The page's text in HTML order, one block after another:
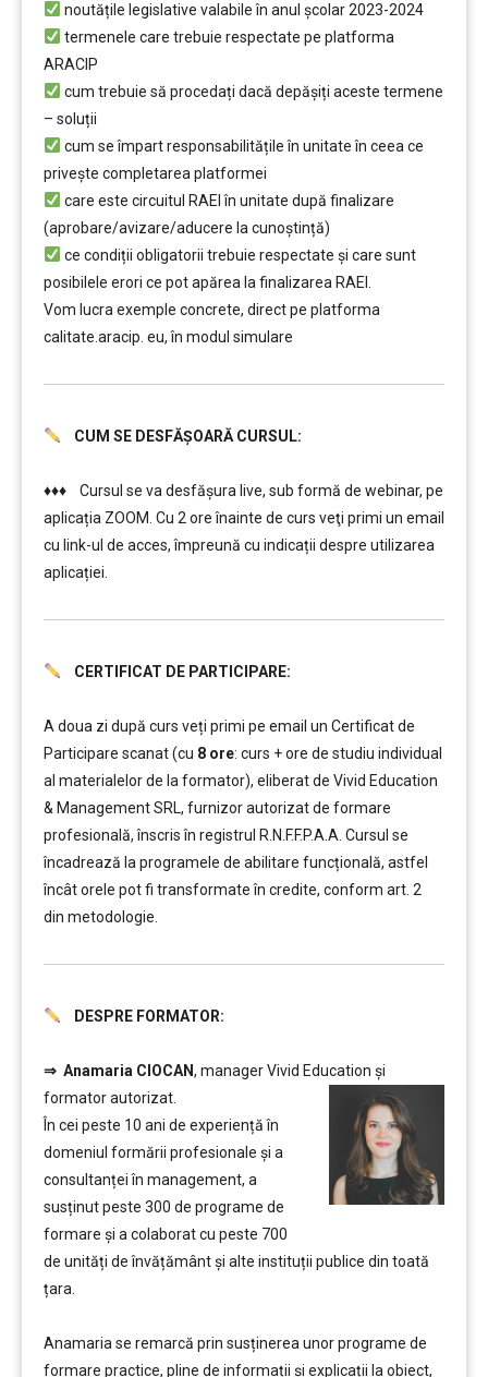
noutățile legislative valabile în anul școlar 2023-2024
termenele care trebuie respectate pe platforma
ARACIP
cum trebuie să procedați dacă depăşiți aceste termene
– soluții
cum se împart responsabilitățile în unitate în ceea ce
privește completarea platformei
care este circuitul RAEI în unitate după finalizare
(aprobare/avizare/aducere la cunoştință)
ce condiții obligatorii trebuie respectate şi care sunt
posibilele erori ce pot apărea la finalizarea RAEI.
Vom lucra exemple concrete, direct pe platforma
calitate.aracip. eu, în modul simulare
CUM SE DESFĂȘOARĂ CURSUL:
♦♦♦ Cursul se va desfășura live, sub formă de webinar, pe
aplicația ZOOM. Cu 2 ore înainte de curs veţi primi un email
cu link-ul de acces, împreună cu indicații despre utilizarea
aplicației.
CERTIFICAT DE PARTICIPARE:
A doua zi după curs veți primi pe email un Certificat de
Participare scanat (cu 8 ore: curs + ore de studiu individual
al materialelor de la formator), eliberat de Vivid Education
& Management SRL, furnizor autorizat de formare
profesională, înscris în registrul R.N.F.F.P.A.A. Cursul se
încadrează la programele de abilitare funcțională, astfel
încât orele pot fi transformate în credite, conform art. 2
din metodologie.
DESPRE FORMATOR:
⇒ Anamaria CIOCAN, manager Vivid Education și
formator autorizat.
În cei peste 10 ani de experiență în
domeniul formării profesionale și a
consultanței în management, a
susținut peste 300 de programe de
formare și a colaborat cu peste 700
de unități de învățământ şi alte instituții publice din toată
țara.
Anamaria se remarcă prin susținerea unor programe de
formare practice, pline de informații și explicații la obiect,